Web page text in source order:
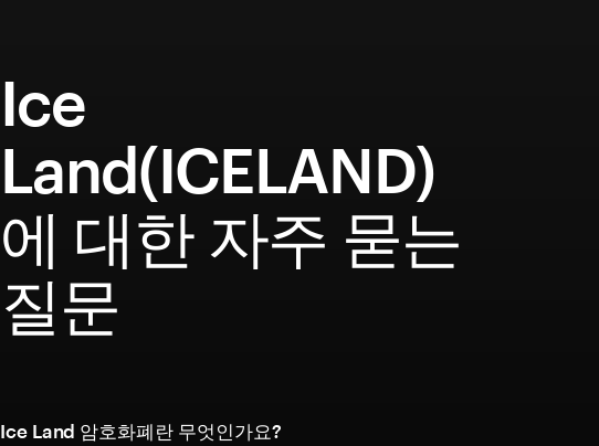
Ice
Land(ICELAND)
에 대한 자주 묻는
질문
Ice Land 암호화폐란 무엇인가요?